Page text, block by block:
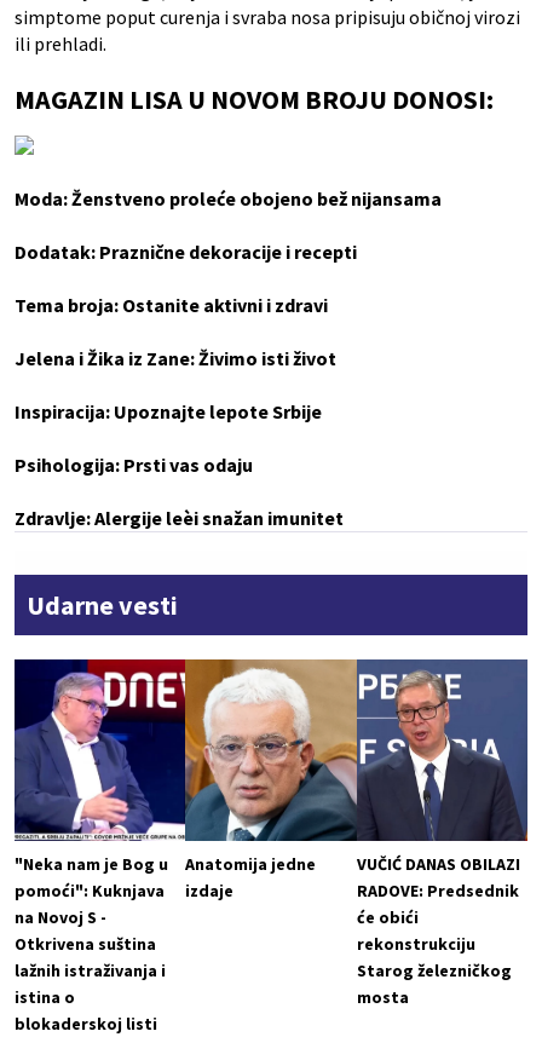
simptome poput curenja i svraba nosa pripisuju običnoj virozi
ili prehladi.
MAGAZIN LISA U NOVOM BROJU DONOSI:
Moda: Ženstveno proleće obojeno bež nijansama
Dodatak: Praznične dekoracije i recepti
Tema broja: Ostanite aktivni i zdravi
Jelena i Žika iz Zane: Živimo isti život
Inspiracija: Upoznajte lepote Srbije
Psihologija: Prsti vas odaju
Zdravlje: Alergije leèi snažan imunitet
Udarne vesti
"Neka nam je Bog u
pomoći": Kuknjava
na Novoj S -
Otkrivena suština
lažnih istraživanja i
istina o
blokaderskoj listi
Anatomija jedne
izdaje
VUČIĆ DANAS OBILAZI
RADOVE: Predsednik
će obići
rekonstrukciju
Starog železničkog
mosta